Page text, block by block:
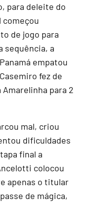
para deleite do
começou
de jogo para
sequência, a
empatou
fez de
para 2
mal, criou
dificuldades
final a
colocou
apenas o titular
de mágica,